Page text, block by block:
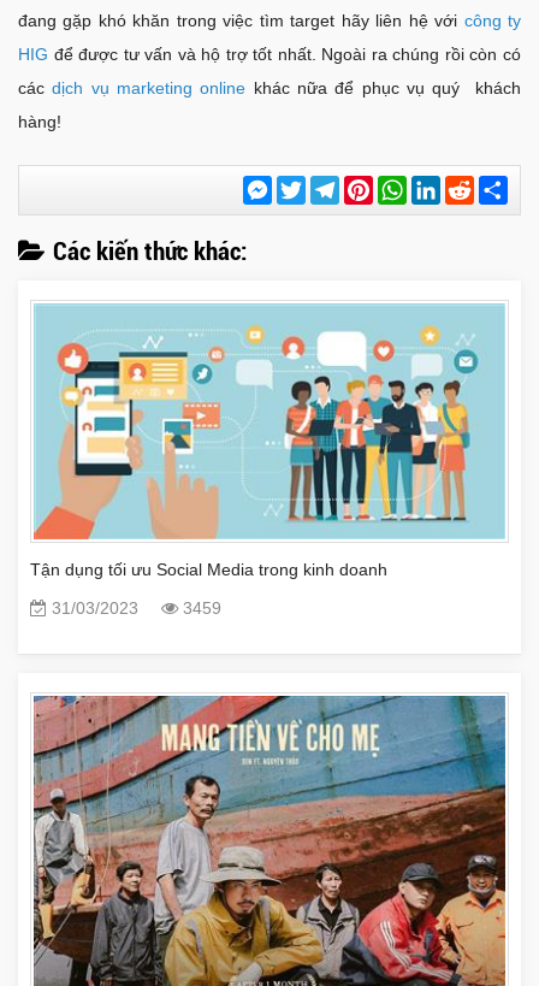
đang gặp khó khăn trong việc tìm target hãy liên hệ với công ty
HIG để được tư vấn và hộ trợ tốt nhất. Ngoài ra chúng rồi còn có
cácdịch vụ marketing online khác nữa để phục vụ quý khách
hàng!
Messenger
TwitterTelegramPinterestWhatsApp
LinkedInReddit
Các kiến thức khác:
Tận dụng tối ưu Social Media trong kinh doanh
31/03/2023
3459